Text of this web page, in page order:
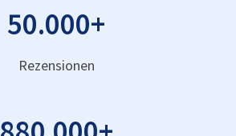
50.000+
Rezensionen